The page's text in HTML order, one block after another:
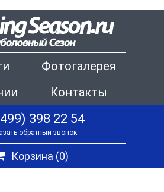
Фотогалерея
Контакты
398 22 54
обратный звонок
Корзина (0)